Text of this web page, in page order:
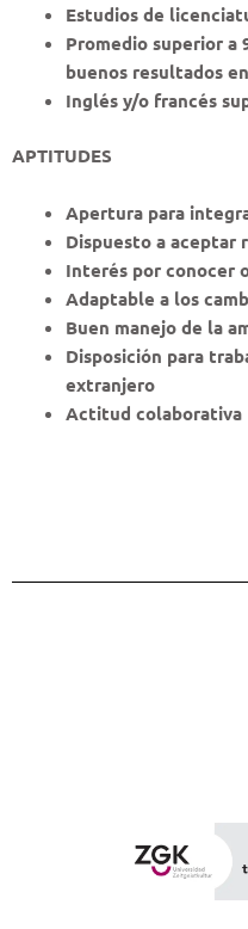
Estudios de
Promedio superior a
buenos resultados
Inglés y/o francés
APTITUDES
Apertura para
Dispuesto a aceptar
Interés por conocer
Adaptable a los
Buen manejo de la
Disposición para
extranjero
Actitud colaborativa